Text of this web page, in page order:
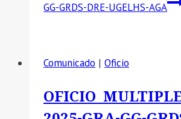
GG-GRDS-DRE-UGELHS-AGA
Comunicado | Oficio
OFICIO